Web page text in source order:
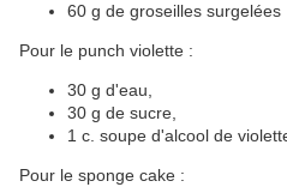
60 g de groseilles surgelées
Pour le punch violette :
30 g d'eau,
30 g de sucre,
1 c. soupe d'alcool de
Pour le sponge cake :